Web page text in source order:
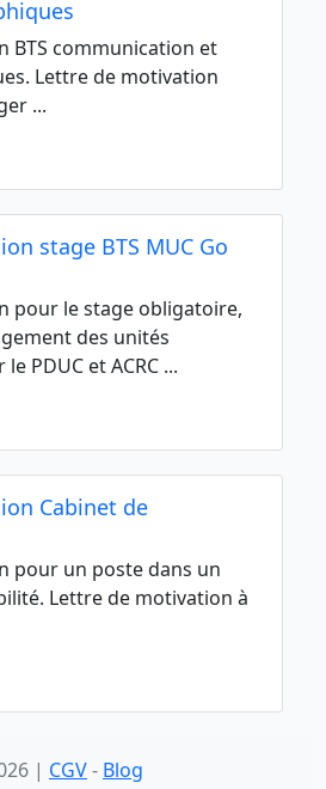
BTS communication et
Lettre de motivation
...
stage BTS MUC Go
pour le stage obligatoire,
des unités
PDUC et ACRC ...
Cabinet de
pour un poste dans un
Lettre de motivation à
| CGV- Blog